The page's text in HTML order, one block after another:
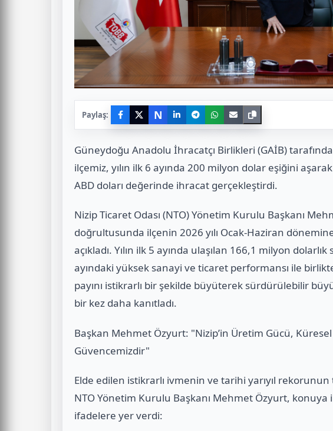
Paylaş: N
Güneydoğu Anadolu İhracatçı Birlikleri (GAİB)
ilçemiz, yılın ilk 6 ayında 200 milyon dolar eşiğini
ABD doları değerinde ihracat gerçekleştirdi.
Nizip Ticaret Odası (NTO) Yönetim Kurulu Başkanı
doğrultusunda ilçenin 2026 yılı Ocak-Haziran
açıkladı. Yılın ilk 5 ayında ulaşılan 166,1 milyon
ayındaki yüksek sanayi ve ticaret performansı ile
payını istikrarlı bir şekilde büyüterek sürdürülebilir
bir kez daha kanıtladı.
Başkan Mehmet Özyurt: "Nizip’in Üretim Gücü,
Güvencemizdir"
Elde edilen istikrarlı ivmenin ve tarihi yarıyıl rekorunun
NTO Yönetim Kurulu Başkanı Mehmet Özyurt, konuya
ifadelere yer verdi: